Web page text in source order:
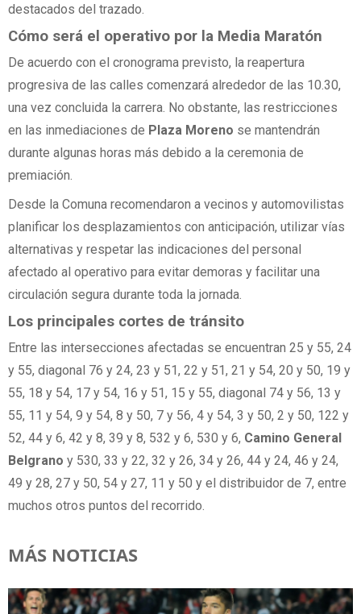
destacados del trazado.
Cómo será el operativo por la Media Maratón
De acuerdo con el cronograma previsto, la reapertura
progresiva de las calles comenzará alrededor de las 10.30,
una vez concluida la carrera. No obstante, las restricciones
en las inmediaciones de Plaza Moreno se mantendrán
durante algunas horas más debido a la ceremonia de
premiación.
Desde la Comuna recomendaron a vecinos y automovilistas
planificar los desplazamientos con anticipación, utilizar vías
alternativas y respetar las indicaciones del personal
afectado al operativo para evitar demoras y facilitar una
circulación segura durante toda la jornada.
Los principales cortes de tránsito
Entre las intersecciones afectadas se encuentran 25 y 55, 24
y 55, diagonal 76 y 24, 23 y 51, 22 y 51, 21 y 54, 20 y 50, 19 y
55, 18 y 54, 17 y 54, 16 y 51, 15 y 55, diagonal 74 y 56, 13 y
55, 11 y 54, 9 y 54, 8 y 50, 7 y 56, 4 y 54, 3 y 50, 2 y 50, 122 y
52, 44 y 6, 42 y 8, 39 y 8, 532 y 6, 530 y 6, Camino General
Belgrano y 530, 33 y 22, 32 y 26, 34 y 26, 44 y 24, 46 y 24,
49 y 28, 27 y 50, 54 y 27, 11 y 50 y el distribuidor de 7, entre
muchos otros puntos del recorrido.
MÁS NOTICIAS